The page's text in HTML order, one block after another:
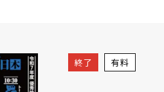
語』『座頭市物語』『不知火検校』
終了 有料